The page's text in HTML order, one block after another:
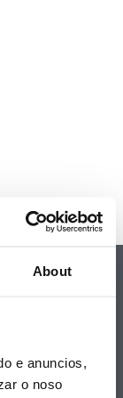
About
e anuncios,
o noso